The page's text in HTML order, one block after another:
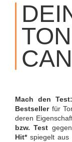
CONTENT
Mach den Test:
Bestsellerfür
deren
bzw. Test
Hit*spiegelt aus